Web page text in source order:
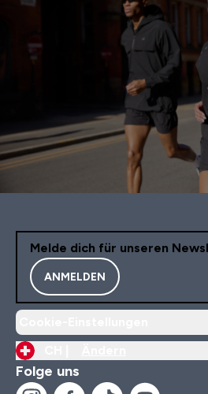
Melde dich für unseren
ANMELDEN
Folge uns